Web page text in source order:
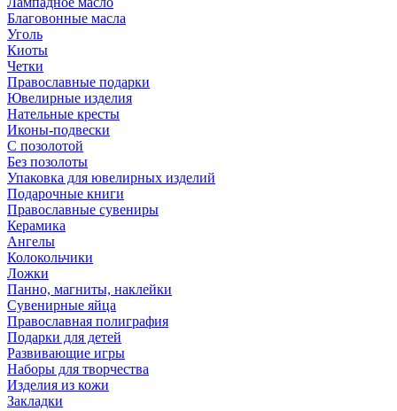
Благовонные масла
Уголь
Киоты
Четки
Православные подарки
Ювелирные изделия
Нательные кресты
Иконы-подвески
С позолотой
Без позолоты
Упаковка для ювелирных изделий
Подарочные книги
Православные сувениры
Керамика
Ангелы
Колокольчики
Ложки
Панно, магниты, наклейки
Сувенирные яйца
Православная полиграфия
Подарки для детей
Развивающие игры
Наборы для творчества
Изделия из кожи
Закладки